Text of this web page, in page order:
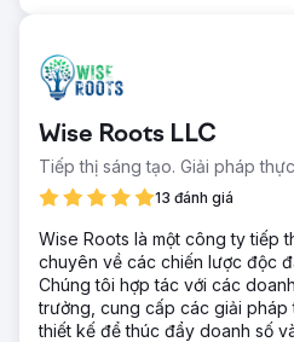
dụng Slack và các công cụ
liền mạch.
Kết quả
Công việc của Anchour đã
kể, với việc Walden đạt được
tích cực đầu tiên kể từ năm
75%. Việc thiết lập lại thương
vào một con đường mới để
trưởng hàng tháng ổn định kể từ
đầu. Sự tập trung của Anchour
rõ ràng và sự tích hợp sâu sắc
biến họ trở thành một phần mở
phận tiếp thị, mang lại tác động
Wise Roots LLC
Tiếp thị sáng tạo. Giải pháp
13 đánh giá
Wise Roots là một công ty tiếp
chuyên về các chiến lược độc
Chúng tôi hợp tác với các
trưởng, cung cấp các giải pháp
thiết kế để thúc đẩy doanh số